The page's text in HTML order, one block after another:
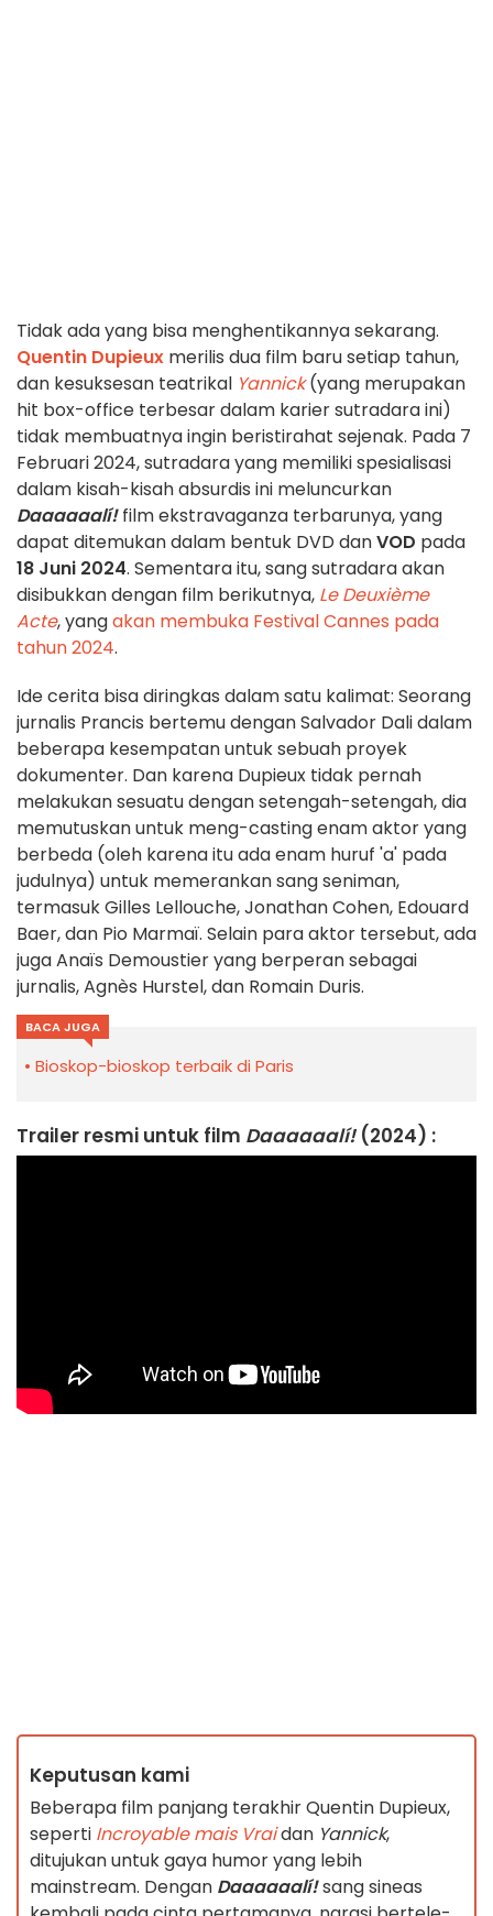
Tidak ada yang bisa menghentikannya sekarang.
Quentin Dupieux merilis dua film baru setiap tahun,
dan kesuksesan teatrikal Yannick(yang merupakan
hit box-office terbesar dalam karier sutradara ini)
tidak membuatnya ingin beristirahat sejenak. Pada 7
Februari 2024, sutradara yang memiliki spesialisasi
dalam kisah-kisah absurdis ini meluncurkan
Daaaaaalí!film ekstravaganza terbarunya, yang
dapat ditemukan dalam bentuk DVD danVOD pada
18 Juni 2024. Sementara itu, sang sutradara akan
disibukkan dengan film berikutnya, Le Deuxième
Acte, yangakan membuka Festival Cannes pada
tahun 2024.
Ide cerita bisa diringkas dalam satu kalimat: Seorang
jurnalis Prancis bertemu dengan Salvador Dali dalam
beberapa kesempatan untuk sebuah proyek
dokumenter. Dan karena Dupieux tidak pernah
melakukan sesuatu dengan setengah-setengah, dia
memutuskan untuk meng-casting enam aktor yang
berbeda (oleh karena itu ada enam huruf 'a' pada
judulnya) untuk memerankan sang seniman,
termasuk Gilles Lellouche, Jonathan Cohen, Edouard
Baer, dan Pio Marmaï. Selain para aktor tersebut, ada
juga Anaïs Demoustier yang berperan sebagai
jurnalis, Agnès Hurstel, dan Romain Duris.
BACA JUGA
Bioskop-bioskop terbaik di Paris
Trailer resmi untuk film Daaaaaalí!(2024) :
Keputusan kami
Beberapa film panjang terakhir Quentin Dupieux,
seperti Incroyable mais Vraidan Yannick,
ditujukan untuk gaya humor yang lebih
mainstream. Dengan Daaaaaalí!sang sineas